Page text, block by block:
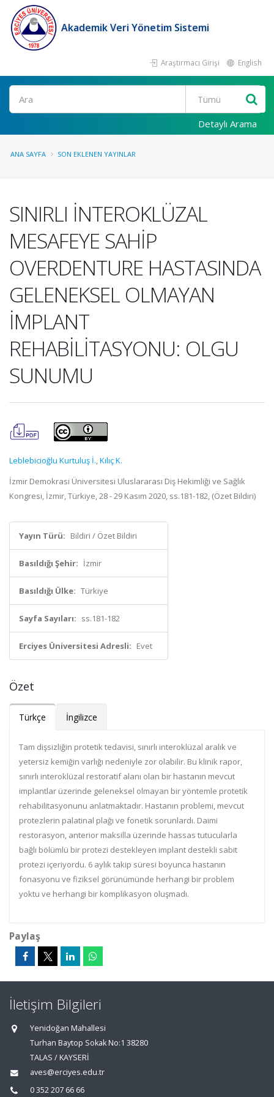
Akademik Veri Yönetim Sistemi
Araştırmacı Girişi English
Ara
Detaylı Arama
ANA SAYFA SON EKLENEN YAYINLAR
SINIRLI İNTEROKLÜZAL
MESAFEYE SAHİP
OVERDENTURE HASTASINDA
GELENEKSEL OLMAYAN
İMPLANT
REHABİLİTASYONU: OLGU
SUNUMU
Leblebicioğlu Kurtuluş İ.,Kılıç K.
İzmir Demokrasi Üniversitesi Uluslararası Diş Hekimliği ve Sağlık
Kongresi, İzmir, Türkiye, 28 - 29 Kasım 2020, ss.181-182, (Özet Bildiri)
Yayın Türü: Bildiri / Özet Bildiri
Basıldığı Şehir: İzmir
Basıldığı Ülke: Türkiye
Sayfa Sayıları: ss.181-182
Erciyes Üniversitesi Adresli: Evet
Özet
Türkçe İngilizce
Tam dişsizliğin protetik tedavisi, sınırlı interoklüzal aralık ve
yetersiz kemiğin varlığı nedeniyle zor olabilir. Bu klinik rapor,
sınırlı interoklüzal restoratif alanı olan bir hastanın mevcut
implantlar üzerinde geleneksel olmayan bir yöntemle protetik
rehabilitasyonunu anlatmaktadır. Hastanın problemi, mevcut
protezlerin palatinal plağı ve fonetik sorunlardı. Daimi
restorasyon, anterior maksilla üzerinde hassas tutucularla
bağlı bölümlü bir protezi destekleyen implant destekli sabit
protezi içeriyordu. 6 aylık takip süresi boyunca hastanın
fonasyonu ve fiziksel görünümünde herhangi bir problem
yoktu ve herhangi bir komplikasyon oluşmadı.
Paylaş
İletişim Bilgileri
Yenidoğan Mahallesi
Turhan Baytop Sokak No:1 38280
TALAS / KAYSERİ
aves@erciyes.edu.tr
0 352 207 66 66